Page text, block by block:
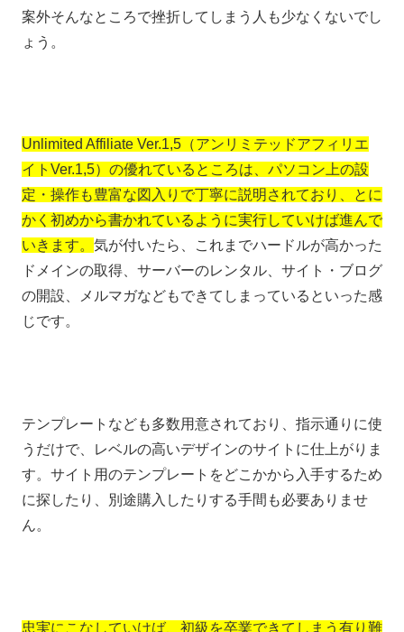
案外そんなところで挫折してしまう人も少なくないでし
ょう。
Unlimited Affiliate Ver.1,5（アンリミテッドアフィリエ
イトVer.1,5）の優れているところは、パソコン上の設
定・操作も豊富な図入りで丁寧に説明されており、とに
かく初めから書かれているように実行していけば進んで
いきます。 気が付いたら、これまでハードルが高かった
ドメインの取得、サーバーのレンタル、サイト・ブログ
の開設、メルマガなどもできてしまっているといった感
じです。
テンプレートなども多数用意されており、指示通りに使
うだけで、レベルの高いデザインのサイトに仕上がりま
す。サイト用のテンプレートをどこかから入手するため
に探したり、別途購入したりする手間も必要ありませ
ん。
忠実にこなしていけば、初級を卒業できてしまう有り難